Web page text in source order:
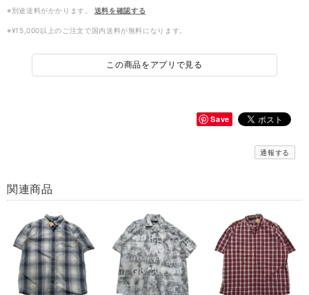
※別途送料がかかります。 送料を確認する
※¥15,000以上のご注文で国内送料が無料になります。
この商品をアプリで見る
Save
通報する
関連商品